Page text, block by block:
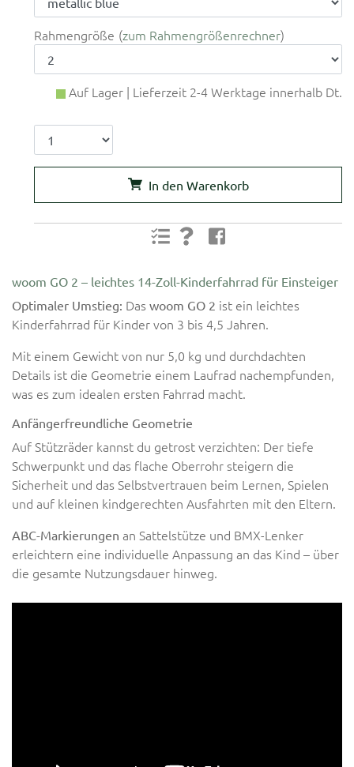
Rahmengröße zum Rahmengrößenrechner
Auf Lager | Lieferzeit 2-4 Werktage innerhalb Dt.
In den Warenkorb
woom GO 2 – leichtes 14-Zoll-Kinderfahrrad für Einsteiger
Optimaler Umstieg: Das woom GO 2 ist ein leichtes
Kinderfahrrad für Kinder von 3 bis 4,5 Jahren.
Mit einem Gewicht von nur 5,0 kg und durchdachten
Details ist die Geometrie einem Laufrad nachempfunden,
was es zum idealen ersten Fahrrad macht.
Anfängerfreundliche Geometrie
Auf Stützräder kannst du getrost verzichten: Der tiefe
Schwerpunkt und das flache Oberrohr steigern die
Sicherheit und das Selbstvertrauen beim Lernen, Spielen
und auf kleinen kindgerechten Ausfahrten mit den Eltern.
ABC-Markierungen an Sattelstütze und BMX-Lenker
erleichtern eine individuelle Anpassung an das Kind – über
die gesamte Nutzungsdauer hinweg.